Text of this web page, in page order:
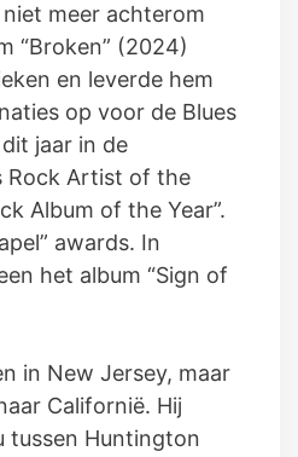
meer achterom
“Broken” (2024)
en leverde hem
op voor de Blues
jaar in de
Rock Artist of the
Album of the Year”.
awards. In
het album “Sign of
in New Jersey, maar
Californië. Hij
tussen Huntington